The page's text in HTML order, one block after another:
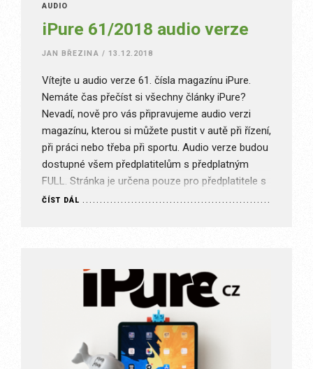
AUDIO
iPure 61/2018 audio verze
JAN BŘEZINA / 13.12.2018
Vítejte u audio verze 61. čísla magazínu iPure.
Nemáte čas přečíst si všechny články iPure?
Nevadí, nově pro vás připravujeme audio verzi
magazínu, kterou si můžete pustit v autě při řízení,
při práci nebo třeba při sportu. Audio verze budou
dostupné všem předplatitelům s předplatným
FULL. Stránka je určena pouze pro předplatitele s
příslušným typem…
ČÍST DÁL